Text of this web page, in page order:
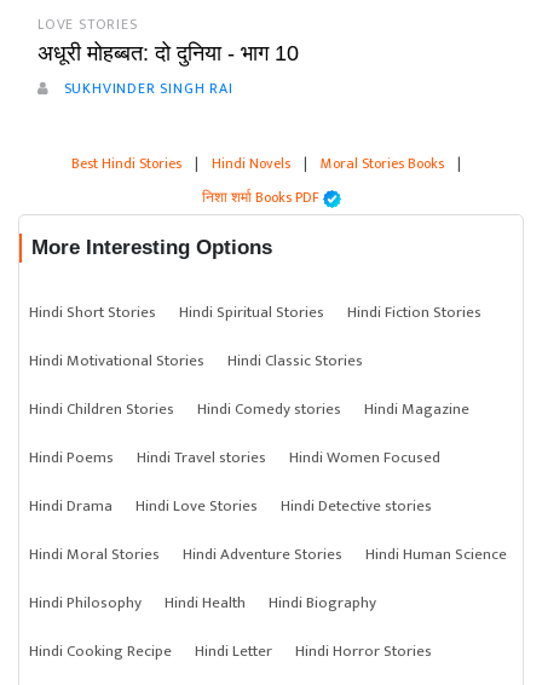
LOVE STORIES
अधूरी मोहब्बत: दो दुनिया - भाग 10
SUKHVINDER SINGH RAI
Best Hindi Stories | Hindi Novels | Moral Stories Books |
निशा शर्मा Books PDF
More Interesting Options
Hindi Short Stories Hindi Spiritual Stories
Hindi Fiction Stories
Hindi Motivational Stories
Hindi Classic Stories
Hindi Children Stories
Hindi Comedy stories
Hindi Magazine
Hindi Poems
Hindi Travel stories
Hindi Women Focused
Hindi Drama
Hindi Love Stories
Hindi Detective stories
Hindi Moral Stories
Hindi Adventure Stories
Hindi Human Science
Hindi Philosophy
Hindi Health
Hindi Biography
Hindi Cooking Recipe
Hindi Letter
Hindi Horror Stories